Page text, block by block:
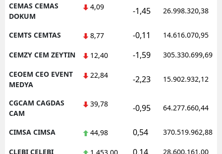
CEMAS CEMAS
DOKUM
4,09 -1,45 26.998.320,38
CEMTS CEMTAS 8,77 -0,11 14.616.070,95
CEMZY CEM ZEYTIN 12,40 -1,59 305.330.699,69
CEOEM CEO EVENT
MEDYA
22,84 -2,23 15.902.932,12
CGCAM CAGDAS
CAM
39,78 -0,95 64.277.660,44
CIMSA CIMSA 44,98 0,54 370.519.962,88
CLEBI CELEBI 28.600.161,00